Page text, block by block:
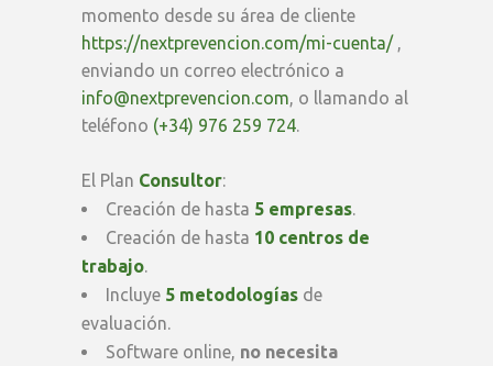
momento desde su área de cliente
https://nextprevencion.com/mi-cuenta/ ,
enviando un correo electrónico a
info@nextprevencion.com, o llamando al
teléfono (+34) 976 259 724.
El Plan Consultor:
Creación de hasta 5 empresas.
Creación de hasta 10 centros de
trabajo.
Incluye 5 metodologías de
evaluación.
Software online, no necesita